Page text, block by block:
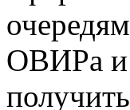
ОВИРа и